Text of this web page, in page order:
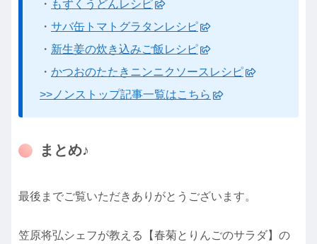
・ もずくうどんレシピ
・ サバ缶トマトグラタンレシピ
・ 新生姜の炊き込みご飯レシピ
・ かつおのたたきニンニクソースレシピ
>>ノンストップ記事一覧はこちら
まとめ♪
最後までご覧いただきありがとうございます。
笠原将弘シェフが教える【春菊とりんごのサラダ】の